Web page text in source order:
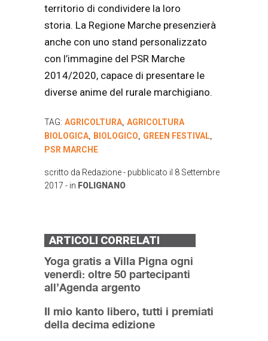
territorio di condividere la loro
storia. La Regione Marche presenzierà
anche con uno stand personalizzato
con l’immagine del PSR Marche
2014/2020, capace di presentare le
diverse anime del rurale marchigiano.
TAG: AGRICOLTURA, AGRICOLTURA
BIOLOGICA, BIOLOGICO, GREEN FESTIVAL,
PSR MARCHE
scritto da Redazione- pubblicato il 8 Settembre
2017 - in FOLIGNANO
ARTICOLI CORRELATI
Yoga gratis a Villa Pigna ogni
venerdì: oltre 50 partecipanti
all’Agenda argento
Il mio kanto libero, tutti i premiati
della decima edizione